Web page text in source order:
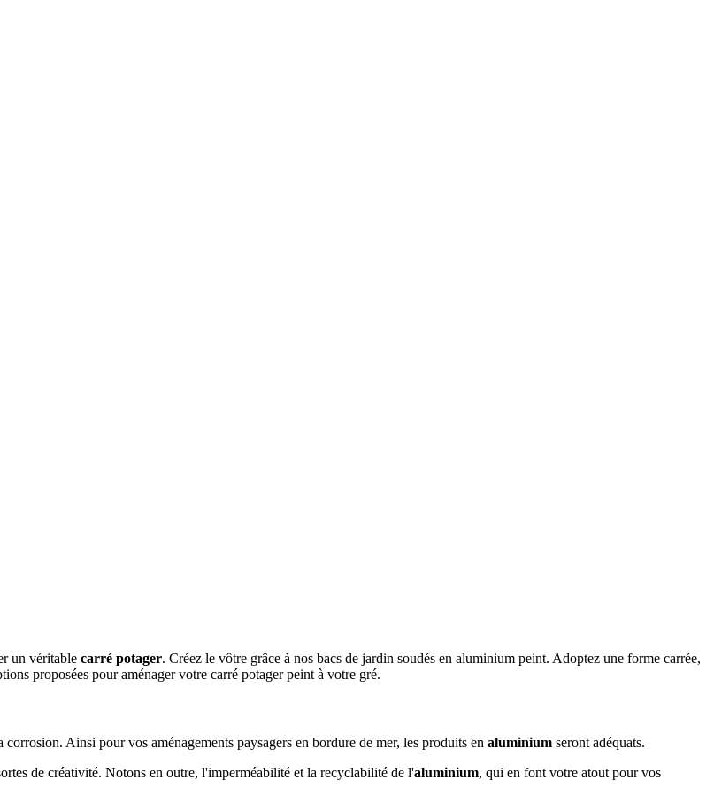
un véritable carré potager. Créez le vôtre grâce à nos bacs de jardin soudés en aluminium peint. Adoptez une forme carrée,
proposées pour aménager votre carré potager peint à votre gré.
Ainsi pour vos aménagements paysagers en bordure de mer, les produits en aluminium seront adéquats.
de créativité. Notons en outre, l'imperméabilité et la recyclabilité de l'aluminium, qui en font votre atout pour vos